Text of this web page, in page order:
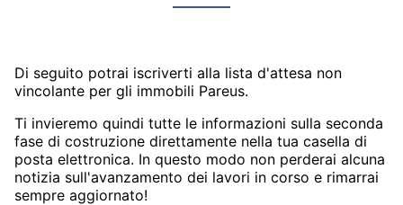
Di seguito potrai iscriverti alla lista d'attesa non
vincolante per gli immobili Pareus.
Ti invieremo quindi tutte le informazioni sulla seconda
fase di costruzione direttamente nella tua casella di
posta elettronica. In questo modo non perderai alcuna
notizia sull'avanzamento dei lavori in corso e rimarrai
sempre aggiornato!